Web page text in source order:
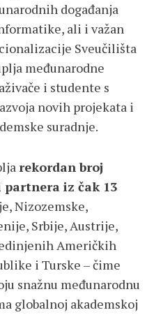
događanja
ali i važan
Sveučilišta
međunarodne
i studente s
novih projekata i
suradnje.
rekordan broj
iz čak 13
Nizozemske,
Srbije, Austrije,
Američkih
i Turske – čime
snažnu međunarodnu
globalnoj akademskoj